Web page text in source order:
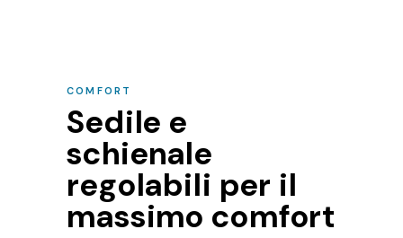
COMFORT
Sedile e
schienale
regolabili per il
massimo comfort